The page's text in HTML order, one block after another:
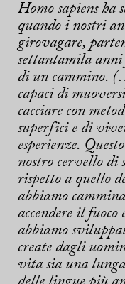
Homo sapiens ha
quando i nostri
girovagare,
settantamila anni
di un cammino.
capaci di
cacciare con
superfici e di
esperienze.
nostro cervello di
rispetto a quello
abbiamo
accendere il
abbiamo
create dagli
vita sia una